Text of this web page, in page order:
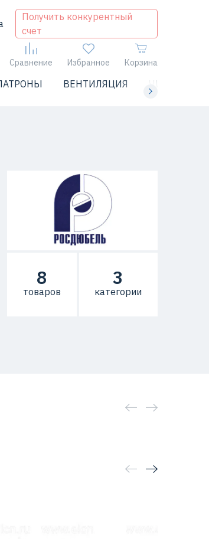
Получить конкурентный
счет
Сравнение Избранное Корзина
ВЕНТИЛЯЦИЯ ЧИЛЛЕРЫ
8
товаров
3
категории